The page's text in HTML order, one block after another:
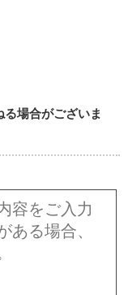
場合がございま